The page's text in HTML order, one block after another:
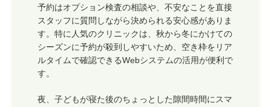
予約はオプション検査の相談や、不安なことを直接
スタッフに質問しながら決められる安心感がありま
す。特に人気のクリニックは、秋から冬にかけての
シーズンに予約が殺到しやすいため、空き枠をリア
ルタイムで確認できるWebシステムの活用が便利で
す。
夜、子どもが寝た後のちょっとした隙間時間にスマ